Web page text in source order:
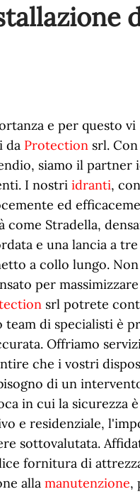
e per questo vi
da Protection srl.
siamo il partner
I nostriidranti,
ed
Stradella,
e una lancia a
a collo lungo.
per massimizzare
srl potrete
di specialisti è
Offriamo
che i vostri
di un
in cui la sicurezza
e residenziale,
sottovalutata.
fornitura di
allamanutenzione,